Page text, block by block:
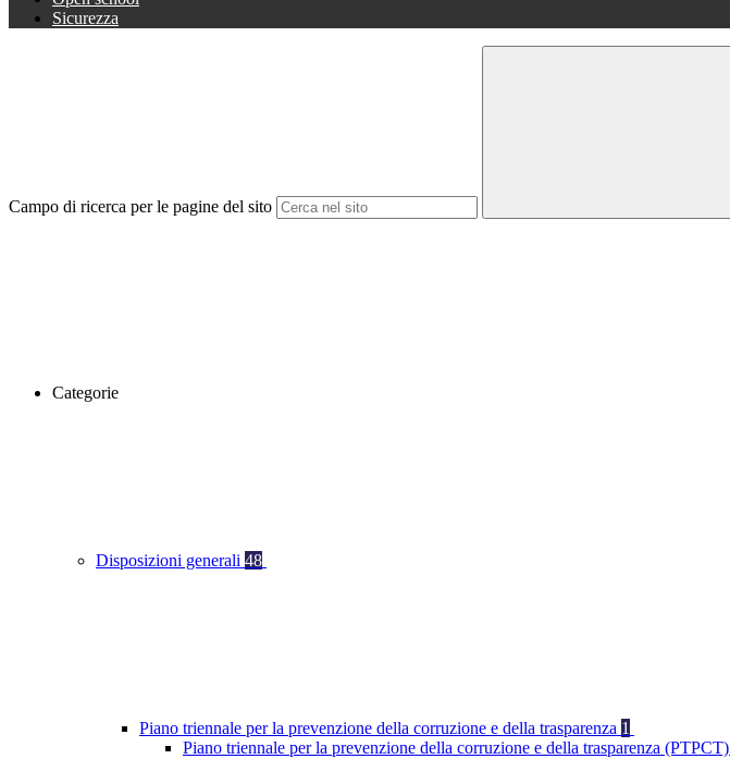
Sicurezza
Campo di ricerca per le pagine del sito
Categorie
Disposizioni generali 48
Piano triennale per la prevenzione della corruzione e della trasparenza 1
Piano triennale per la prevenzione della corruzione e della trasparenza (PTPCT)